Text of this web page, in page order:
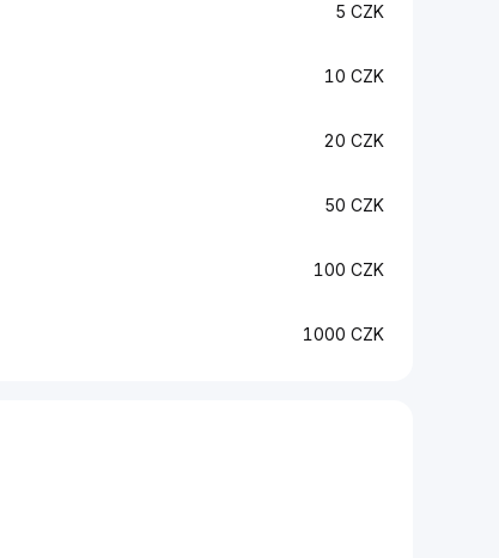
5 CZK
10 CZK
20 CZK
50 CZK
100 CZK
1000 CZK